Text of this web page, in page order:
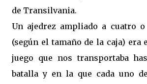
de Transilvania.
Un ajedrez ampliado a cuatro
(según el tamaño de la caja) era
juego que nos transportaba
batalla y en la que cada uno